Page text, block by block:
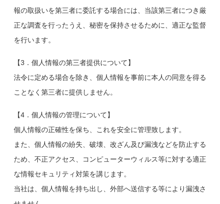
報の取扱いを第三者に委託する場合には、当該第三者につき厳
正な調査を行ったうえ、秘密を保持させるために、適正な監督
を行います。
【3．個人情報の第三者提供について】
法令に定める場合を除き、個人情報を事前に本人の同意を得る
ことなく第三者に提供しません。
【4．個人情報の管理について】
個人情報の正確性を保ち、これを安全に管理致します。
また、個人情報の紛失、破壊、改ざん及び漏洩などを防止する
ため、不正アクセス、コンピューターウィルス等に対する適正
な情報セキュリティ対策を講じます。
当社は、個人情報を持ち出し、外部へ送信する等により漏洩さ